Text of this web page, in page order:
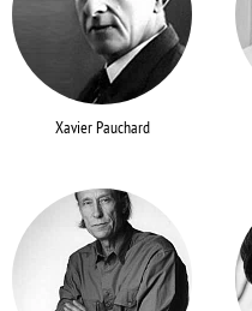
Xavier Pauchard